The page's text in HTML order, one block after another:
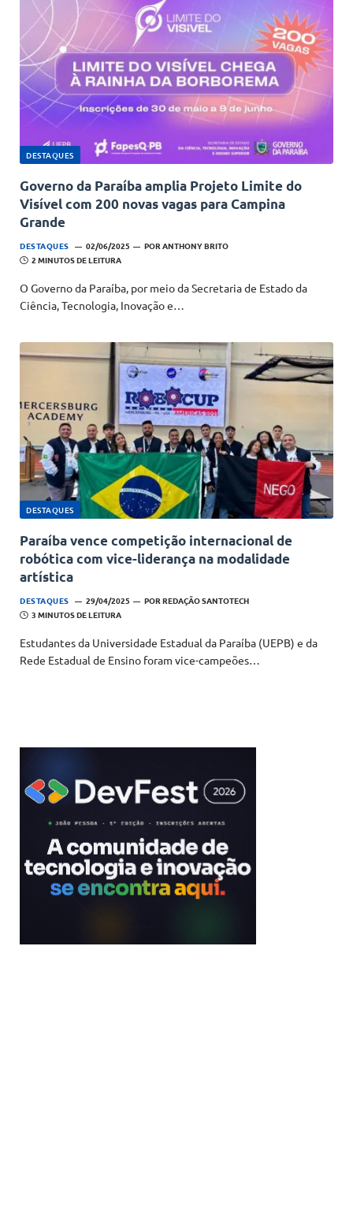
DESTAQUES
Governo da Paraíba amplia Projeto Limite do
Visível com 200 novas vagas para Campina
Grande
DESTAQUES 02/06/2025 POR ANTHONY BRITO
2 MINUTOS DE LEITURA
O Governo da Paraíba, por meio da Secretaria de Estado da
Ciência, Tecnologia, Inovação e…
DESTAQUES
Paraíba vence competição internacional de
robótica com vice-liderança na modalidade
artística
DESTAQUES 29/04/2025 POR REDAÇÃO SANTOTECH
3 MINUTOS DE LEITURA
Estudantes da Universidade Estadual da Paraíba (UEPB) e da
Rede Estadual de Ensino foram vice-campeões…